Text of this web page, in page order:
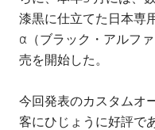
漆黒に仕立てた日本専
α（ブラック・アルフ
売を開始した。
今回発表のカスタムオ
客にひじょうに好評で